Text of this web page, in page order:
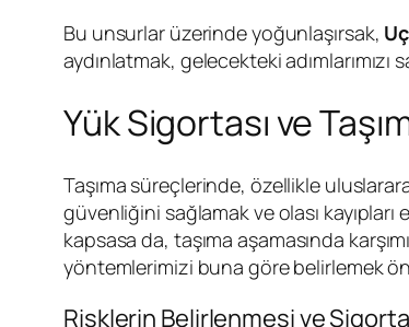
Bu unsurlar üzerinde yoğunlaşırsak,
aydınlatmak, gelecekteki adımlarımızı
Yük Sigortası ve
Taşıma süreçlerinde, özellikle
güvenliğini sağlamak ve olası kayıpları
kapsasa da, taşıma aşamasında
yöntemlerimizi buna göre belirlemek
Risklerin Belirlenmesi ve Sigorta